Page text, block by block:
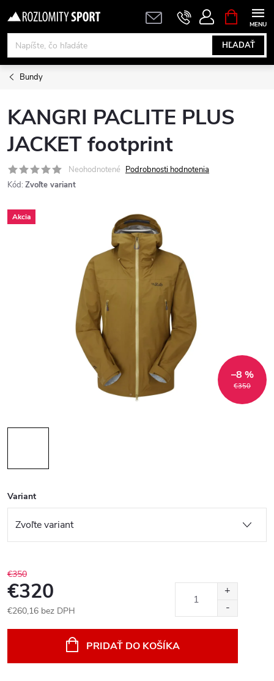
na
obsah
HĽADAŤ
KOŠÍK
Bundy
KANGRI PACLITE PLUS
JACKET footprint
Neohodnotené Podrobnosti hodnotenia
Kód: Zvoľte variant
Akcia
€350
–8 %
Variant
€350
€320
€260,16 bez DPH
PRIDAŤ DO KOŠÍKA